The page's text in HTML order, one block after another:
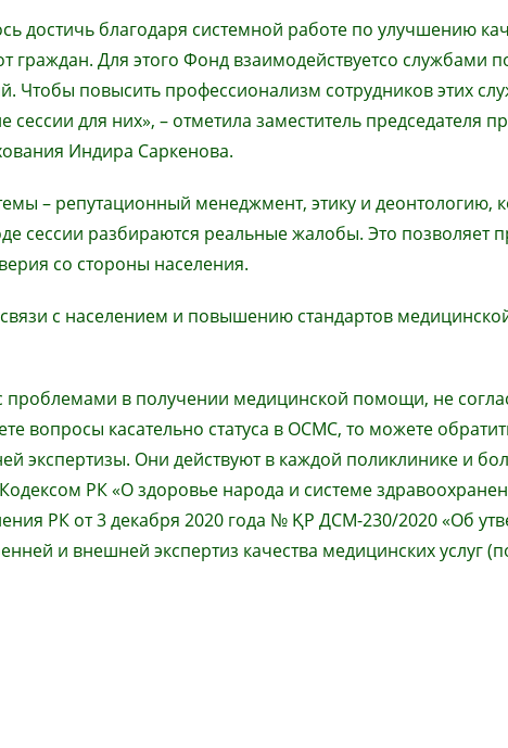
достичь благодаря системной работе по улучшению
граждан. Для этого Фонд взаимодействуетсо службами
Чтобы повысить профессионализм сотрудников этих
для них», – отметила заместитель председателя
Индира Саркенова.
– репутационный менеджмент, этику и деонтологию,
сессии разбираются реальные жалобы. Это позволяет
со стороны населения.
с населением и повышению стандартов
проблемами в получении медицинской помощи, не
вопросы касательно статуса в ОСМС, то можете
экспертизы. Они действуют в каждой поликлинике и
РК«О здоровье народа и системе
РК от 3 декабря 2020 года № ҚР ДСМ-230/2020 «Об
и внешней экспертиз качества медицинских услуг